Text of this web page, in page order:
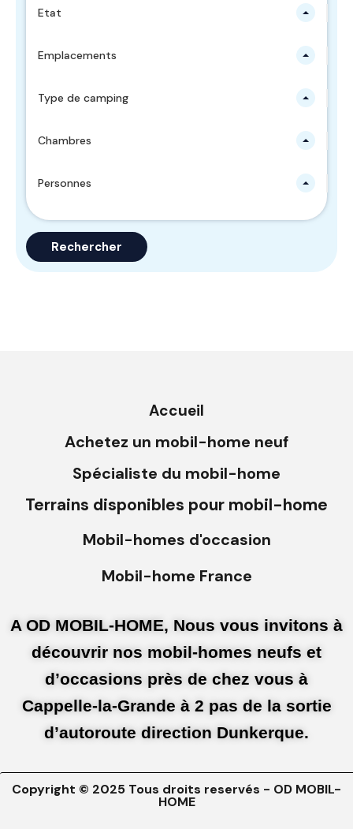
Etat
Emplacements
Type de camping
Chambres
Personnes
Rechercher
Accueil
Achetez un mobil-home neuf
Spécialiste du mobil-home
Terrains disponibles pour mobil-home
Mobil-homes d'occasion
Mobil-home France
A OD MOBIL-HOME, Nous vous invitons à
découvrir nos mobil-homes neufs et
d’occasions près de chez vous à
Cappelle-la-Grande à 2 pas de la sortie
d’autoroute direction Dunkerque.
Copyright © 2025 Tous droits reservés - OD MOBIL-
HOME